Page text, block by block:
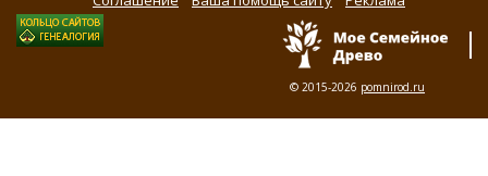
© 2015-2026 pomnirod.ru